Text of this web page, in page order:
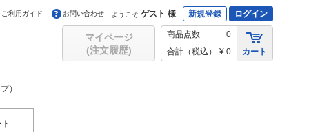
ご利用ガイド お問い合わせ ようこそ ゲスト 様 新規登録 ログイン
マイページ
(注文履歴)
商品点数
0
合計（税込）
¥ 0 カート
）